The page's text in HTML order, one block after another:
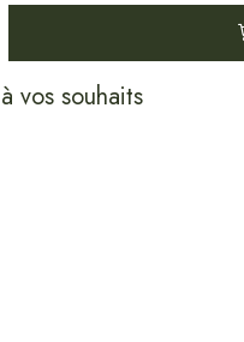
vos souhaits